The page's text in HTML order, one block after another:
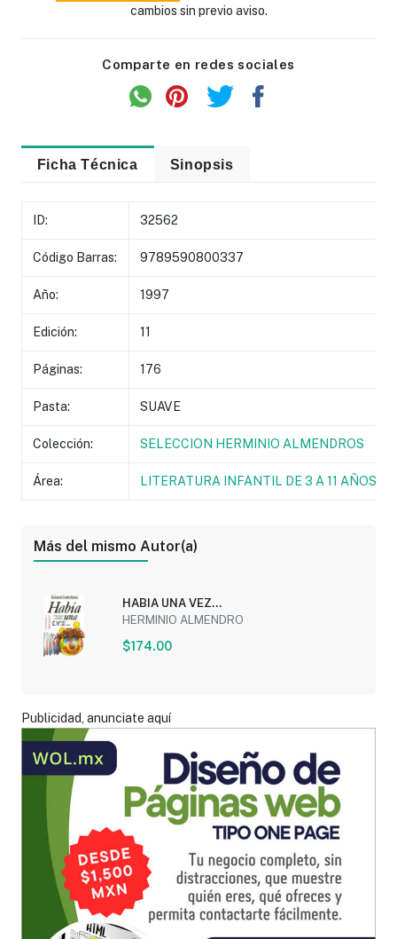
cambios sin previo aviso.
Comparte en redes sociales
Ficha Técnica Sinopsis
ID: 32562
Código Barras: 9789590800337
Año: 1997
Edición: 11
Páginas: 176
Pasta: SUAVE
Colección: SELECCION HERMINIO ALMENDROS
Área: LITERATURA INFANTIL DE 3 A 11 AÑOS
Más del mismo Autor(a)
HABIA UNA VEZ...
HERMINIO ALMENDRO
$174.00
Publicidad, anunciate aquí